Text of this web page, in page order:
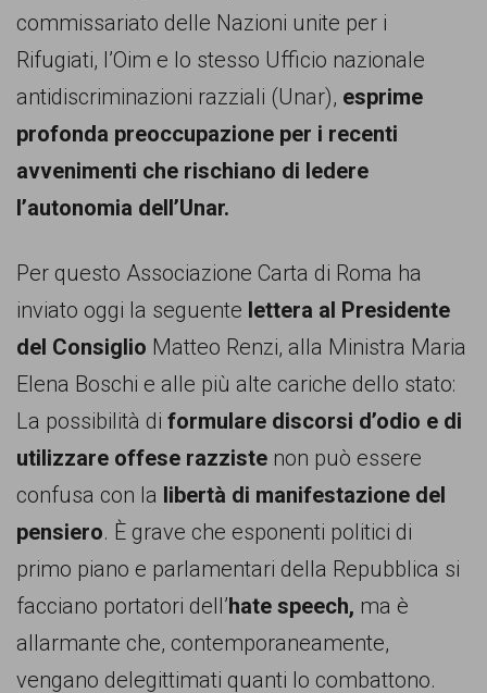
le
pari
opportunità
garanzia
diritti
cittadinanza
per
tutti.
commissariato delle Nazioni unite per i
Rifugiati, l’Oim e lo stesso Ufficio nazionale
antidiscriminazioni razziali (Unar), esprime
profonda preoccupazione per i recenti
avvenimenti che rischiano di ledere
l’autonomia dell’Unar.
Per questo Associazione Carta di Roma ha
inviato oggi la seguente lettera al Presidente
del Consiglio Matteo Renzi, alla Ministra Maria
Elena Boschi e alle più alte cariche dello stato:
La possibilità di formulare discorsi d’odio e di
utilizzare offese razziste non può essere
confusa con la libertà di manifestazione del
pensiero. È grave che esponenti politici di
primo piano e parlamentari della Repubblica si
facciano portatori dell’hate speech, ma è
allarmante che, contemporaneamente,
vengano delegittimati quanti lo combattono.